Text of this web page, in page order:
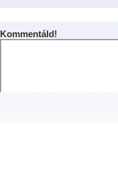
Kommentáld!